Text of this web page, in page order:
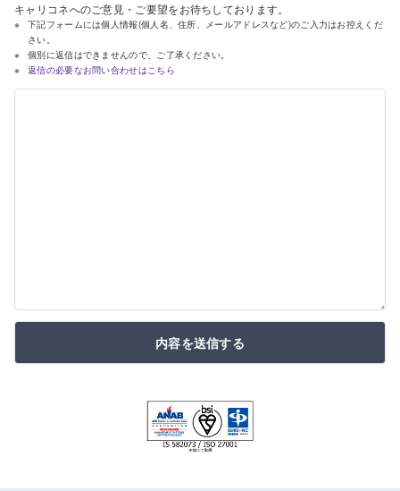
キャリコネへのご意見・ご要望をお待ちしております。
下記フォームには個人情報(個人名、住所、メールアドレスなど)のご入力はお控えくだ
さい。
個別に返信はできませんので、ご了承ください。
返信の必要なお問い合わせはこちら
内容を送信する